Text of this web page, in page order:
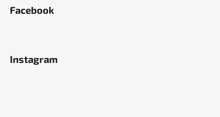
190G,
PROPICHOVACÍ,
Původně:
Facebook
Instagram